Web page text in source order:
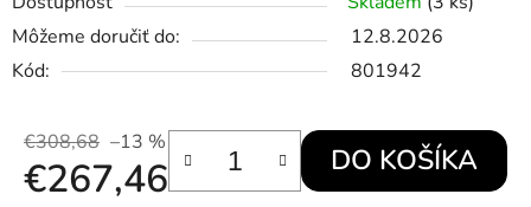
Môžeme doručiť do:
12.8.2026
Kód:
801942
€308,68 –13 %
€267,46 DO KOŠÍKA